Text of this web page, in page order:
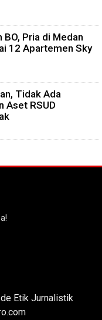
BO, Pria di Medan
12 Apartemen Sky
Tidak Ada
Aset RSUD
Etik Jurnalistik